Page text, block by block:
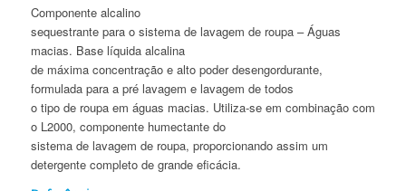
Componente alcalino
sequestrante para o sistema de lavagem de roupa – Águas
macias. Base líquida alcalina
de máxima concentração e alto poder desengordurante,
formulada para a pré lavagem e lavagem de todos
o tipo de roupa em águas macias. Utiliza-se em combinação com
o L2000, componente humectante do
sistema de lavagem de roupa, proporcionando assim um
detergente completo de grande eficácia.